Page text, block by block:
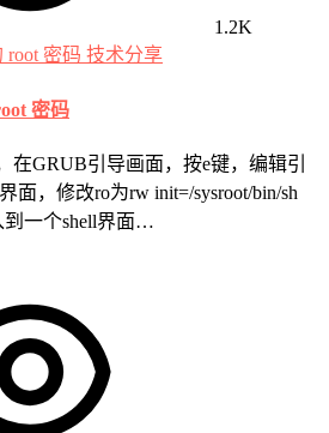
1.2K
技术分享
密码
在GRUB引导画面，按e键，编辑引
面，修改ro为rw init=/sysroot/bin/sh
到一个shell界面…